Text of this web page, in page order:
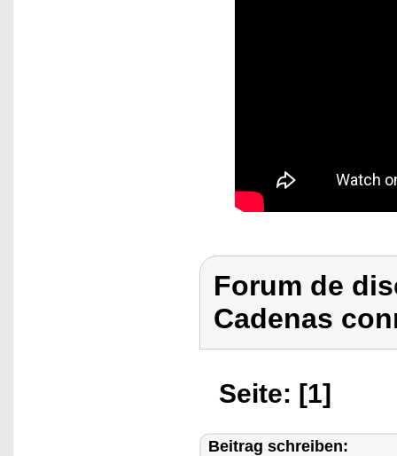
Forum de
Cadenas
Seite: [1]
Beitrag schreiben: